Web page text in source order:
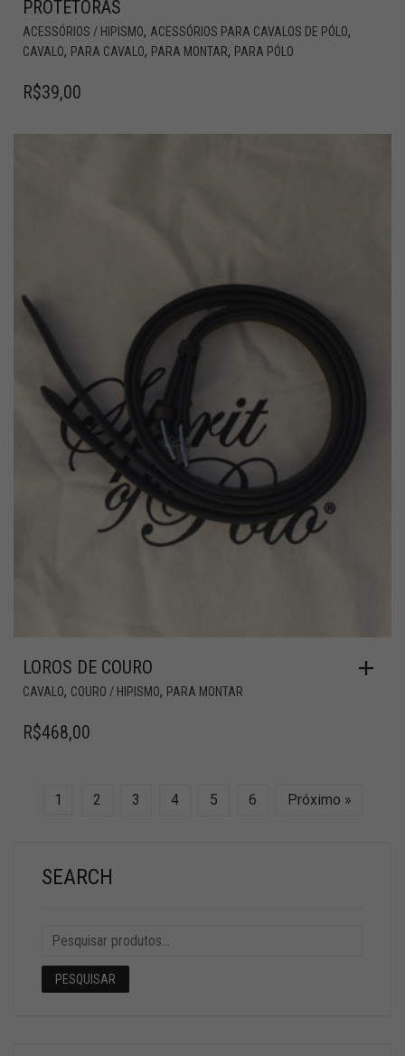
PROTETORAS
ACESSÓRIOS / HIPISMO, ACESSÓRIOS PARA CAVALOS DE PÓLO,
CAVALO, PARA CAVALO, PARA MONTAR, PARA PÓLO
R$39,00
LOROS DE COURO
CAVALO, COURO / HIPISMO, PARA MONTAR
R$468,00
1 2 3 4 5 6 Próximo »
SEARCH
PESQUISAR